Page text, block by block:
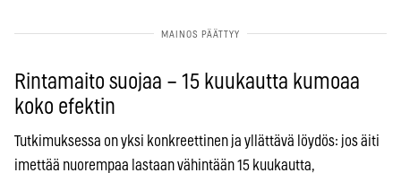
Rintamaito suojaa – 15 kuukautta kumoaa
koko efektin
Tutkimuksessa on yksi konkreettinen ja yllättävä löydös: jos äiti
imettää nuorempaa lastaan vähintään 15 kuukautta,